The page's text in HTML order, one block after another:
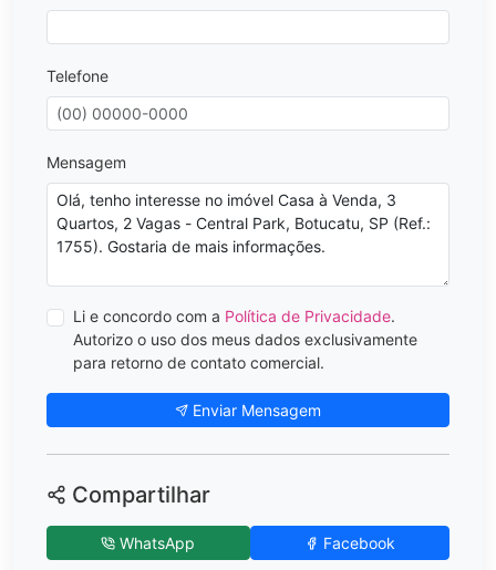
Telefone
Mensagem
Li e concordo com a Política de Privacidade.
Autorizo o uso dos meus dados exclusivamente
para retorno de contato comercial.
Enviar Mensagem
Compartilhar
WhatsApp Facebook